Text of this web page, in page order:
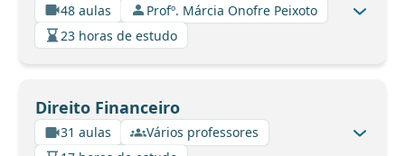
48 aulas
Profº. Márcia Onofre Peixoto
23 horas de estudo
Direito Financeiro
31 aulas
Vários professores